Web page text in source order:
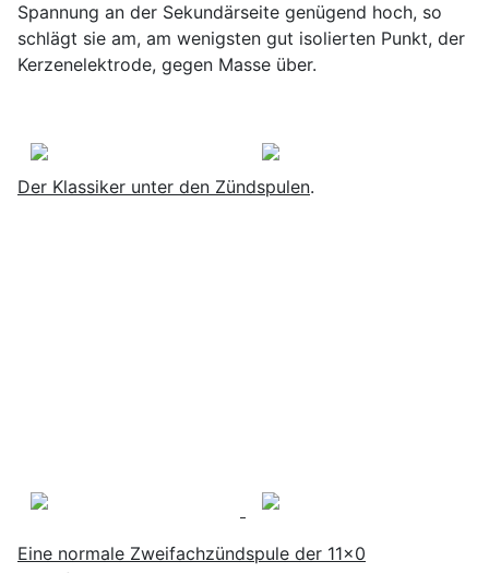
Spannung an der Sekundärseite genügend hoch, so
schlägt sie am, am wenigsten gut isolierten Punkt, der
Kerzenelektrode, gegen Masse über.
Der Klassiker unter den Zündspulen.
Eine normale Zweifachzündspule der 11x0